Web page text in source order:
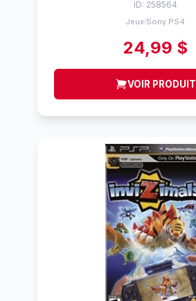
ID: 258564
Jeux/Sony PS4
24,99 $
VOIR PRODUIT